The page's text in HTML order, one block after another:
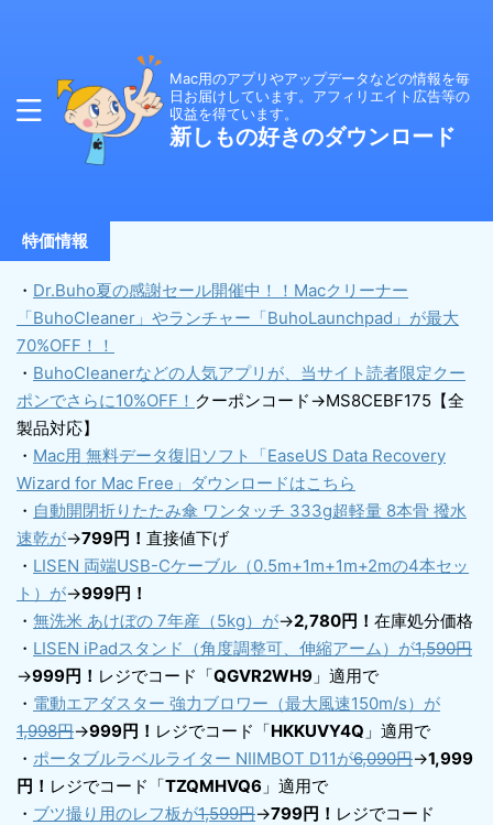
Mac用のアプリやアップデータなどの情報を毎
日お届けしています。アフィリエイト広告等の
収益を得ています。
新しもの好きのダウンロード
特価情報
・ Dr.Buho夏の感謝セール開催中！！Macクリーナー
「BuhoCleaner」やランチャー「BuhoLaunchpad」が最大
70%OFF！！
・ BuhoCleanerなどの人気アプリが、当サイト読者限定クー
ポンでさらに10%OFF！ クーポンコード→MS8CEBF175【全
製品対応】
・ Mac用 無料データ復旧ソフト「EaseUS Data Recovery
Wizard for Mac Free」ダウンロードはこちら
・ 自動開閉折りたたみ傘 ワンタッチ 333g超軽量 8本骨 撥水
速乾が→799円！ 直接値下げ
・ LISEN 両端USB-Cケーブル（0.5m+1m+1m+2mの4本セッ
ト）が→999円！
・ 無洗米 あけぼの 7年産（5kg）が→2,780円！ 在庫処分価格
・ LISEN iPadスタンド（角度調整可、伸縮アーム）が1,590円
→999円！ レジでコード「QGVR2WH9 」適用で
・ 電動エアダスター 強力ブロワー（最大風速150m/s）が
1,998円→999円！ レジでコード「HKKUVY4Q 」適用で
・ ポータブルラベルライター NIIMBOT D11が6,090円→1,999
円！ レジでコード「TZQMHVQ6 」適用で
・ ブツ撮り用のレフ板が1,599円→799円！ レジでコード